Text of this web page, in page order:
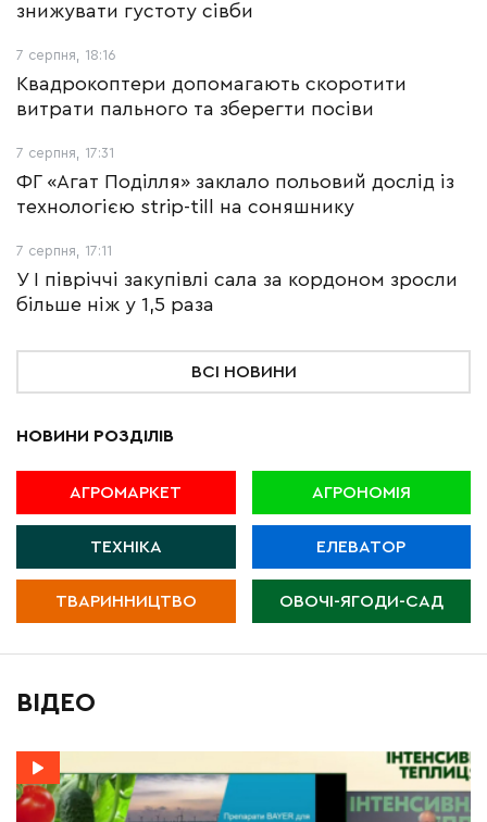
знижувати густоту сівби
7 серпня, 18:16
Квадрокоптери допомагають скоротити
витрати пального та зберегти посіви
7 серпня, 17:31
ФГ «Агат Поділля» заклало польовий дослід із
технологією strip-till на соняшнику
7 серпня, 17:11
У І півріччі закупівлі сала за кордоном зросли
більше ніж у 1,5 раза
ВСІ НОВИНИ
НОВИНИ РОЗДІЛІВ
АГРОМАРКЕТ АГРОНОМІЯ
ТЕХНІКА ЕЛЕВАТОР
ТВАРИННИЦТВО ОВОЧІ-ЯГОДИ-САД
ВІДЕО